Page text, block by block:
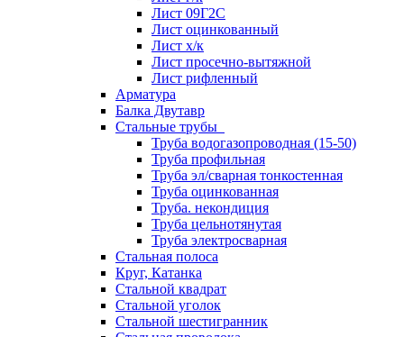
Лист 09Г2С
Лист оцинкованный
Лист х/к
Лист просечно-вытяжной
Лист рифленный
Арматура
Балка Двутавр
Стальные трубы
Труба водогазопроводная (15-50)
Труба профильная
Труба эл/сварная тонкостенная
Труба оцинкованная
Труба. некондиция
Труба цельнотянутая
Труба электросварная
Стальная полоса
Круг, Катанка
Стальной квадрат
Стальной уголок
Стальной шестигранник